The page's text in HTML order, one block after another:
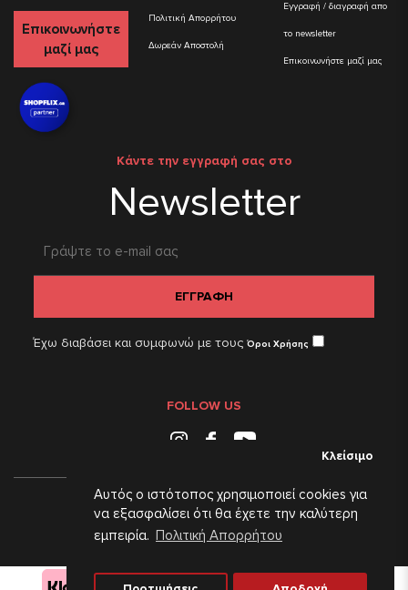
Αυτός ο ιστότοπος χρησιμοποιεί cookies για
να εξασφαλίσει ότι θα έχετε την καλύτερη
εμπειρία. Πολιτική Απορρήτου
Κλείσιμο
Επικοινωνήστε
μαζί μας
Πολιτική Απορρήτου
Δωρεάν Αποστολή
Εγγραφή / διαγραφή απο
το newsletter
Επικοινωνήστε μαζί μας
Κάντε την εγγραφή σας στο
Newsletter
ΕΓΓΡΑΦΗ
Έχω διαβάσει και συμφωνώ με τουςΌροι Χρήσης
FOLLOW US
© 2026 E-Testo.
Web Design & Development by